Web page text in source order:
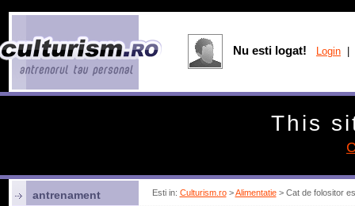
Esti in: Culturism.ro>Alimentatie> Cat de folositor
antrenament
Nu esti logat! Login
This